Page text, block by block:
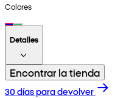
Colores
Detalles
Encontrar la tienda
30 días para devolver